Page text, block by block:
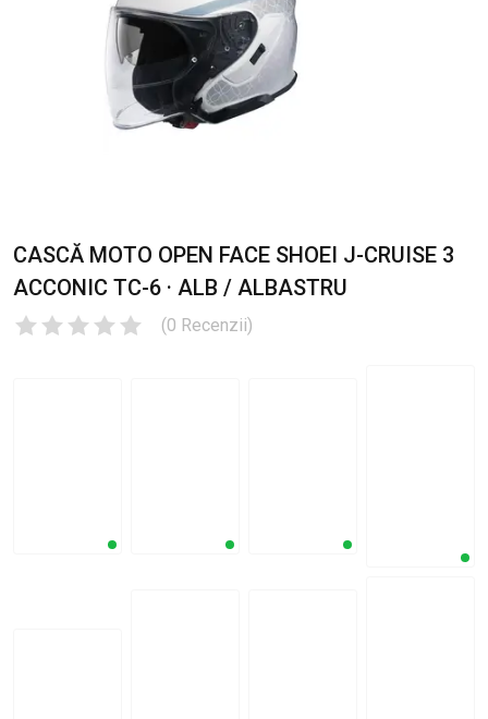
CASCĂ MOTO OPEN FACE SHOEI J-CRUISE 3
ACCONIC TC-6 · ALB / ALBASTRU
(0 Recenzii)